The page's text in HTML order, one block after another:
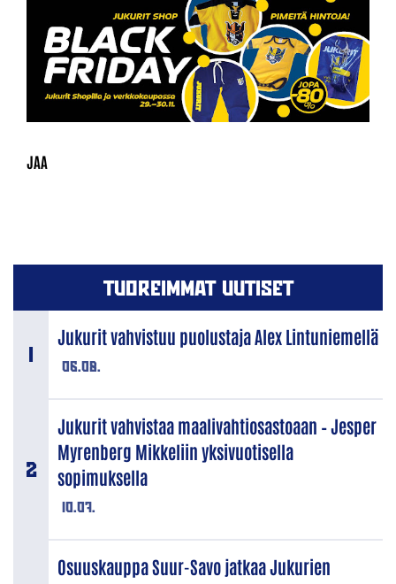
TUOREIMMAT UUTISET
06.08.
Jukurit vahvistuu puolustaja Alex Lintuniemellä
10.07.
Jukurit vahvistaa maalivahtiosastoaan – Jesper
Myrenberg Mikkeliin yksivuotisella
sopimuksella
Osuuskauppa Suur-Savo jatkaa Jukurien